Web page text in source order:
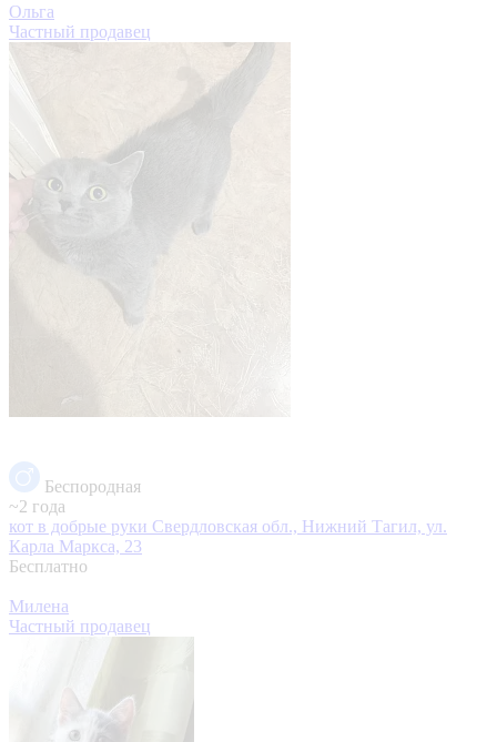
Ольга
Частный продавец
Беспородная
~2 года
кот в добрые руки Свердловская обл., Нижний Тагил, ул.
Карла Маркса, 23
Бесплатно
Милена
Частный продавец